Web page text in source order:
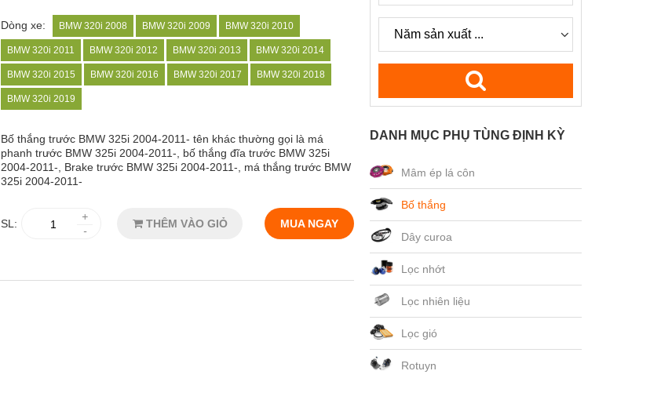
Dòng xe: BMW 320i 2008 BMW 320i 2009 BMW 320i 2010
BMW 320i 2011 BMW 320i 2012 BMW 320i 2013 BMW 320i 2014
BMW 320i 2015 BMW 320i 2016 BMW 320i 2017 BMW 320i 2018
BMW 320i 2019
Bố thắng trước BMW 325i 2004-2011- tên khác thường gọi là má
phanh trước BMW 325i 2004-2011-, bố thắng đĩa trước BMW 325i
2004-2011-, Brake trước BMW 325i 2004-2011-, má thắng trước BMW
325i 2004-2011-
SL:
+
-
THÊM VÀO GIỎ MUA NGAY
DANH MỤC PHỤ TÙNG ĐỊNH KỲ
Mâm ép lá côn
Bố thắng
Dây curoa
Lọc nhớt
Lọc nhiên liệu
Lọc gió
Rotuyn